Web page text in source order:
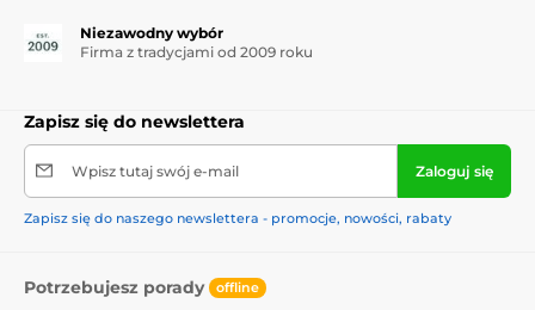
Niezawodny wybór
Firma z tradycjami od 2009 roku
Zapisz się do newslettera
Wpisz tutaj swój e-mail Zaloguj się
Zapisz się do naszego newslettera - promocje, nowości, rabaty
Potrzebujesz porady offline